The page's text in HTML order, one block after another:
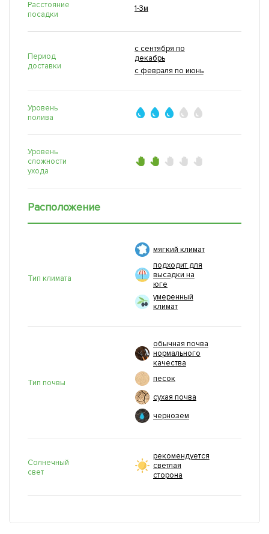
Расстояние
посадки
1-3м
Период
доставки
с сентября по
декабрь
с февраля по июнь
Уровень
полива
Уровень
сложности
ухода
Расположение
Тип климата
мягкий климат
подходит для
высадки на
юге
умеренный
климат
Тип почвы
обычная почва
нормального
качества
песок
сухая почва
чернозем
Солнечный
свет
рекомендуется
светлая
сторона